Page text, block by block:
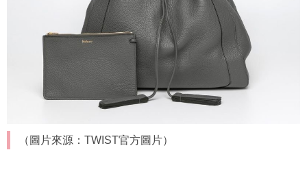
（圖片來源：TWIST官方圖片）